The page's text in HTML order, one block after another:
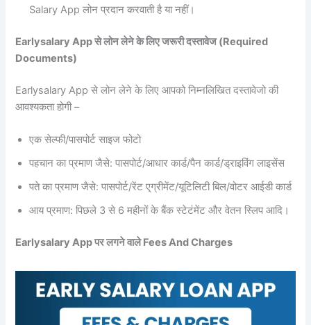
Salary App लोन प्रदान करवाती है या नहीं।
Earlysalary App से लोन लेने के लिए जरूरी दस्तावेज (Required
Documents)
Earlysalary App से लोन लेने के लिए आपको निम्नलिखित दस्तावेजो की
आवश्यकता होगी –
एक सेल्फी/पासपोर्ट साइज फोटो
पहचान का प्रमाण जैसे: पासपोर्ट/आधार कार्ड/पैन कार्ड/ड्राइविंग लाइसेंस
पते का प्रमाण जैसे: पासपोर्ट/रेंट ए्ग्रीमेंट/यूटिलिटी बिल/वोटर आईडी कार्ड
आय प्रमाण: पिछले 3 से 6 महीनों के बैंक स्टेटंमेंट और वेतन स्लिप आदि।
Earlysalary App पर लगने वाले Fees And Charges